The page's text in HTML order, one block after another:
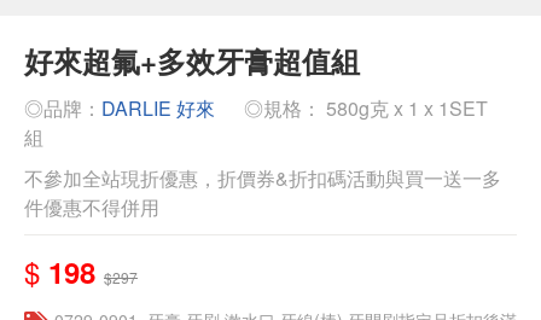
好來超氟+多效牙膏超值組
◎品牌： DARLIE 好來
◎規格： 580g克 x 1 x 1SET
組
不參加全站現折優惠，折價券&折扣碼活動與買一送一多
件優惠不得併用
$ 198 $297